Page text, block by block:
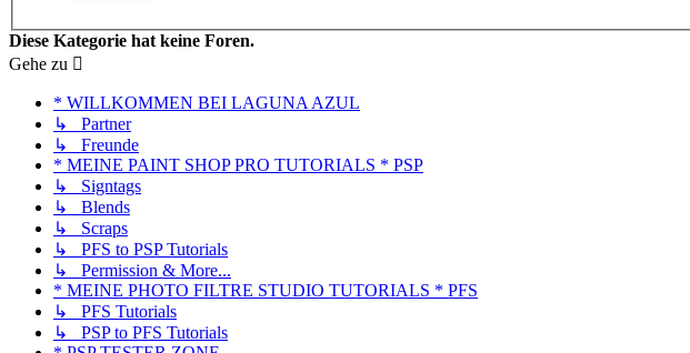
Diese Kategorie hat keine Foren.
Gehe zu
* WILLKOMMEN BEI LAGUNA AZUL
↳ Partner
↳ Freunde
* MEINE PAINT SHOP PRO TUTORIALS * PSP
↳ Signtags
↳ Blends
↳ Scraps
↳ PFS to PSP Tutorials
↳ Permission & More...
* MEINE PHOTO FILTRE STUDIO TUTORIALS * PFS
↳ PFS Tutorials
↳ PSP to PFS Tutorials